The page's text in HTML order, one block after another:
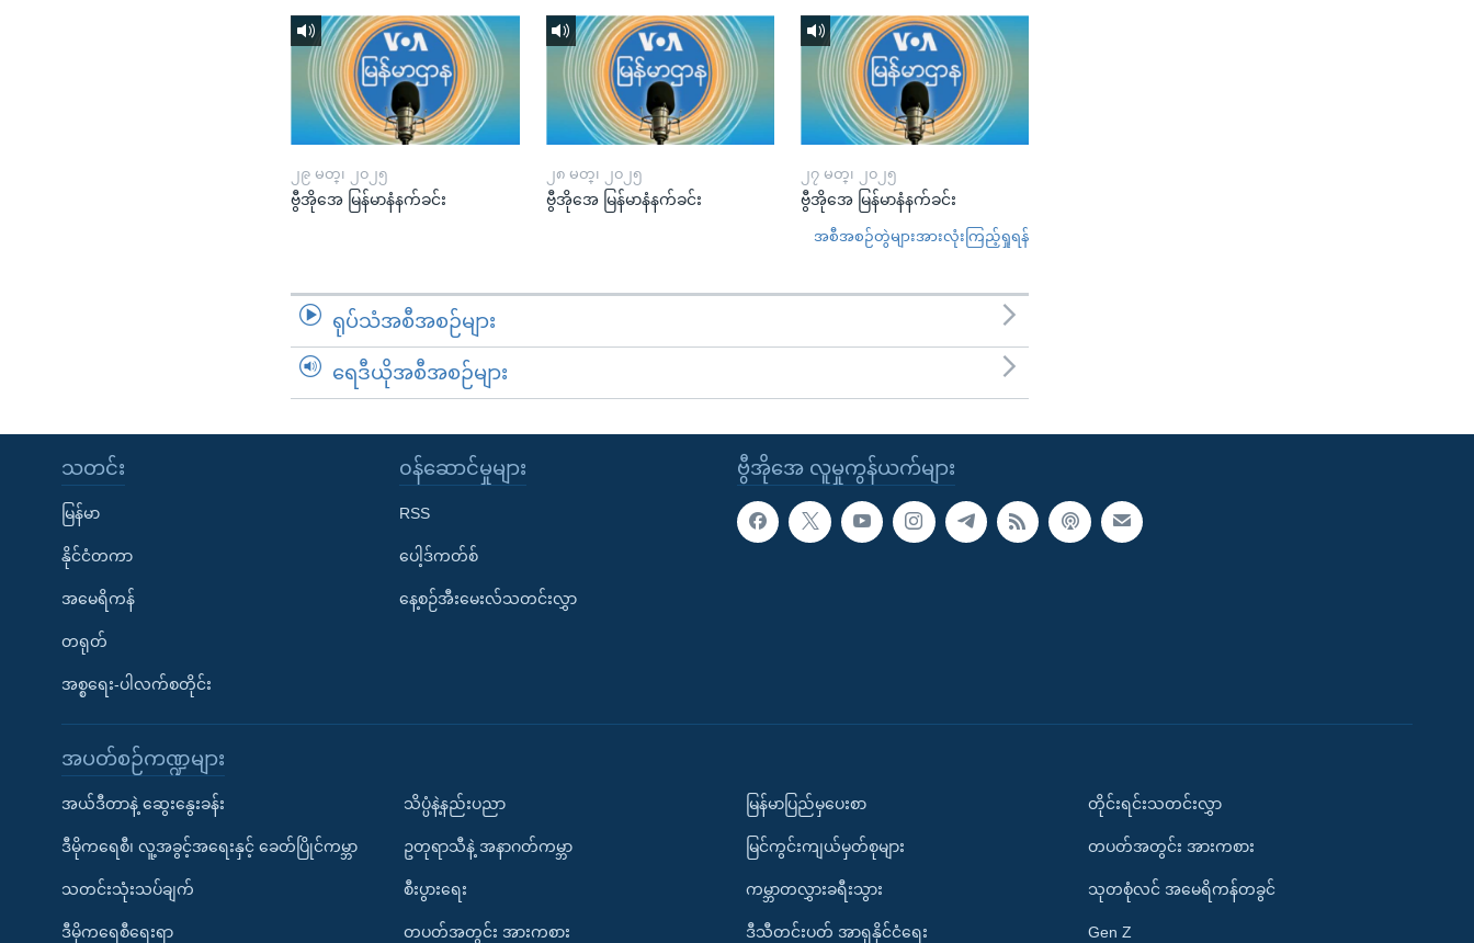
၂၉ မတ္၊ ၂၀၂၅
ဗွီအိုအေ မြန်မာနံနက်ခင်း
၂၈ မတ္၊ ၂၀၂၅
ဗွီအိုအေ မြန်မာနံနက်ခင်း
၂၇ မတ္၊ ၂၀၂၅
ဗွီအိုအေ မြန်မာနံနက်ခင်း
အစီအစဉ်တွဲများအားလုံးကြည့်ရှုရန်
ရုပ်သံအစီအစဉ်များ
ရေဒီယိုအစီအစဉ်များ
ဗွီအိုအေ လူမှုကွန်ယက်များ
သတင်း
မြန်မာ
နိုင်ငံတကာ
အမေရိကန်
တရုတ်
အစ္စရေး-ပါလက်စတိုင်း
၀န်ဆောင်မှုများ
RSS
ပေါ့ဒ်ကတ်စ်
နေ့စဉ်အီးမေးလ်သတင်းလွှာ
အပတ်စဉ်ကဏ္ဍများ
အယ်ဒီတာနဲ့ ဆွေးနွေးခန်း
ဒီမိုကရေစီ၊ လူ့အခွင့်အရေးနှင့် ခေတ်ပြိုင်ကမ္ဘာ
သတင်းသုံးသပ်ချက်
ဒီမိုကရေစီရေးရာ
သိပ္ပံနဲ့နည်းပညာ
ဥတုရာသီနဲ့ အနာဂတ်ကမ္ဘာ
စီးပွားရေး
တပတ်အတွင်း အားကစား
မြန်မာပြည်မှပေးစာ
မြင်ကွင်းကျယ်မှတ်စုများ
ကမ္ဘာတလွှားခရီးသွား
ဒီသီတင်းပတ် အာရှနိုင်ငံရေး
တိုင်းရင်းသတင်းလွှာ
တပတ်အတွင်း အားကစား
သုတစုံလင် အမေရိကန်တခွင်
Gen Z